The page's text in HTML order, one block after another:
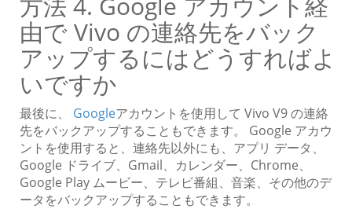
由で Vivo の連絡先をバック
アップするにはどうすればよ
いですか
最後に、 Googleアカウントを使用して Vivo V9 の連絡
先をバックアップすることもできます。 Google アカウ
ントを使用すると、連絡先以外にも、アプリ データ、
Google ドライブ、Gmail、カレンダー、Chrome、
Google Play ムービー、テレビ番組、音楽、その他のデ
ータをバックアップすることもできます。